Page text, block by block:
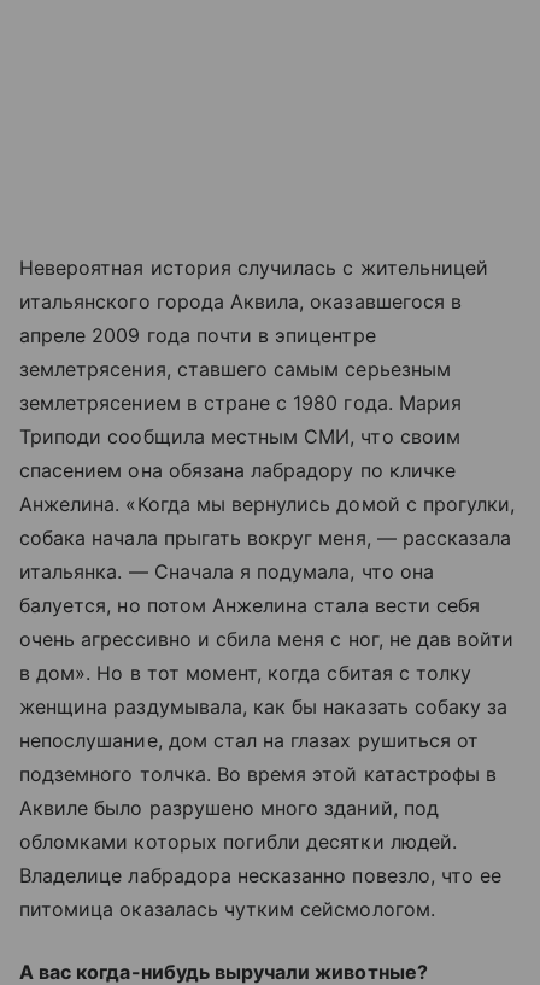
Невероятная история случилась с жительницей
итальянского города Аквила, оказавшегося в
апреле 2009 года почти в эпицентре
землетрясения, ставшего самым серьезным
землетрясением в стране с 1980 года. Мария
Триподи сообщила местным СМИ, что своим
спасением она обязана лабрадору по кличке
Анжелина. «Когда мы вернулись домой с прогулки,
собака начала прыгать вокруг меня, — рассказала
итальянка. — Сначала я подумала, что она
балуется, но потом Анжелина стала вести себя
очень агрессивно и сбила меня с ног, не дав войти
в дом». Но в тот момент, когда сбитая с толку
женщина раздумывала, как бы наказать собаку за
непослушание, дом стал на глазах рушиться от
подземного толчка. Во время этой катастрофы в
Аквиле было разрушено много зданий, под
обломками которых погибли десятки людей.
Владелице лабрадора несказанно повезло, что ее
питомица оказалась чутким сейсмологом.
А вас когда-нибудь выручали животные?